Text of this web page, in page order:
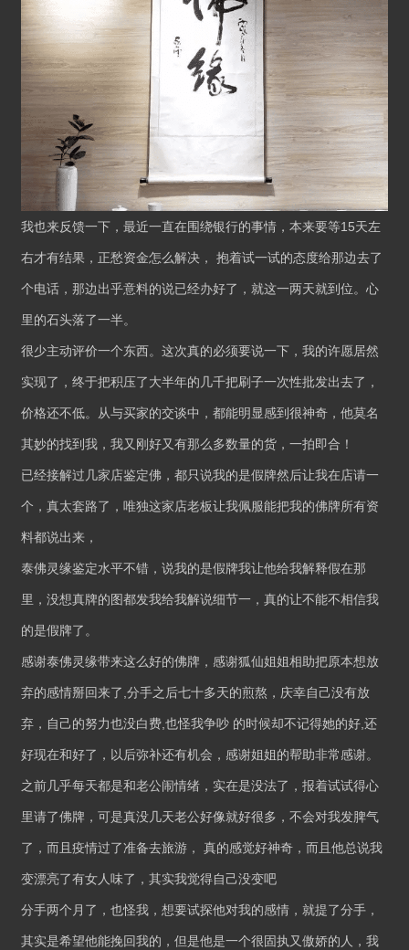
我也来反馈一下，最近一直在围绕银行的事情，本来要等15天左
右才有结果，正愁资金怎么解决， 抱着试一试的态度给那边去了
个电话，那边出乎意料的说已经办好了，就这一两天就到位。心
里的石头落了一半。
很少主动评价一个东西。这次真的必须要说一下，我的许愿居然
实现了，终于把积压了大半年的几千把刷子一次性批发出去了，
价格还不低。从与买家的交谈中，都能明显感到很神奇，他莫名
其妙的找到我，我又刚好又有那么多数量的货，一拍即合！
已经接解过几家店鉴定佛，都只说我的是假牌然后让我在店请一
个，真太套路了，唯独这家店老板让我佩服能把我的佛牌所有资
料都说出来，
泰佛灵缘鉴定水平不错，说我的是假牌我让他给我解释假在那
里，没想真牌的图都发我给我解说细节一，真的让不能不相信我
的是假牌了。
感谢泰佛灵缘带来这么好的佛牌，感谢狐仙姐姐相助把原本想放
弃的感情掰回来了,分手之后七十多天的煎熬，庆幸自己没有放
弃，自己的努力也没白费,也怪我争吵 的时候却不记得她的好,还
好现在和好了，以后弥补还有机会，感谢姐姐的帮助非常感谢。
之前几乎每天都是和老公闹情绪，实在是没法了，报着试试得心
里请了佛牌，可是真没几天老公好像就好很多，不会对我发脾气
了，而且疫情过了准备去旅游， 真的感觉好神奇，而且他总说我
变漂亮了有女人味了，其实我觉得自己没变吧
分手两个月了，也怪我，想要试探他对我的感情，就提了分手，
其实是希望他能挽回我的，但是他是一个很固执又傲娇的人，我